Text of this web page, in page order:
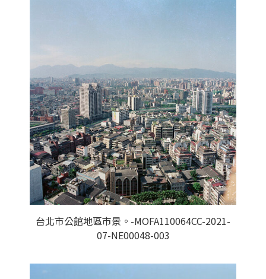
台北市公館地區市景。-MOFA110064CC-2021-
07-NE00048-003